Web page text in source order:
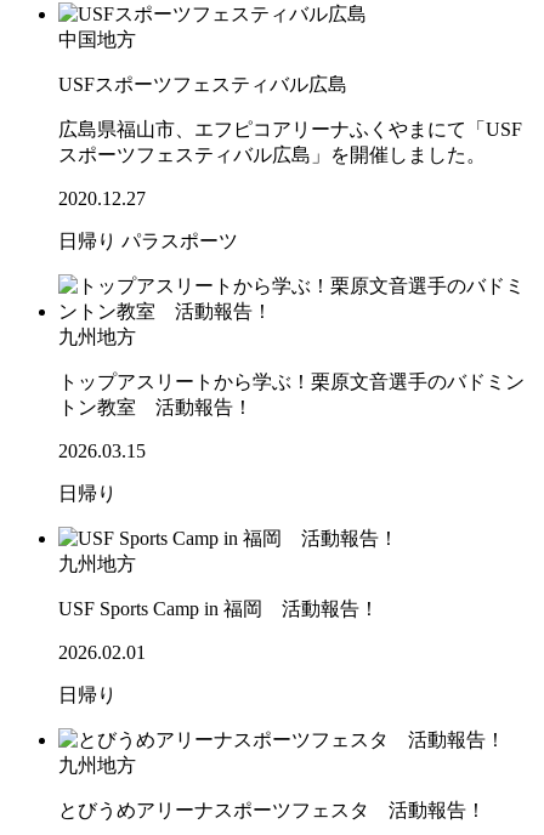
中国地方
USFスポーツフェスティバル広島
広島県福山市、エフピコアリーナふくやまにて「USF
スポーツフェスティバル広島」を開催しました。
2020.12.27
日帰り パラスポーツ
九州地方
トップアスリートから学ぶ！栗原文音選手のバドミン
トン教室 活動報告！
2026.03.15
日帰り
九州地方
USF Sports Camp in 福岡 活動報告！
2026.02.01
日帰り
九州地方
とびうめアリーナスポーツフェスタ 活動報告！